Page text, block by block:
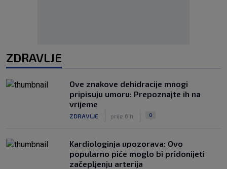
ZDRAVLJE
Ove znakove dehidracije mnogi
pripisuju umoru: Prepoznajte ih na
vrijeme
ZDRAVLJE prije 6 h 0
Kardiologinja upozorava: Ovo
popularno piće moglo bi pridonijeti
začepljenju arterija